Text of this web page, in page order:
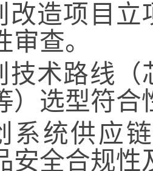
改造项目立
查。
技术路线（
）选型符
系统供应
安全合规性